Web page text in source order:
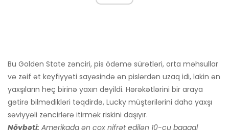
Bu Golden State zənciri, pis ödəmə sürətləri, orta məhsullar
və zəif ət keyfiyyəti sayəsində ən pislərdən uzaq idi, lakin ən
yaxşıların heç birinə yaxın deyildi. Hərəkətlərini bir araya
gətirə bilmədikləri təqdirdə, Lucky müştərilərini daha yaxşı
səviyyəli zəncirlərə itirmək riskini daşıyır.
Növbəti: Amerikada ən çox nifrət edilən 10-cu baqqal